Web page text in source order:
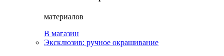
материалов
В магазин
Эксклюзив: ручное окрашивание